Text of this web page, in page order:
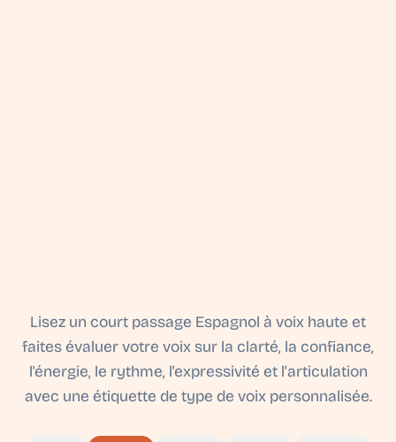
Lisez un court passage Espagnol à voix haute et
faites évaluer votre voix sur la clarté, la confiance,
l'énergie, le rythme, l'expressivité et l'articulation
avec une étiquette de type de voix personnalisée.